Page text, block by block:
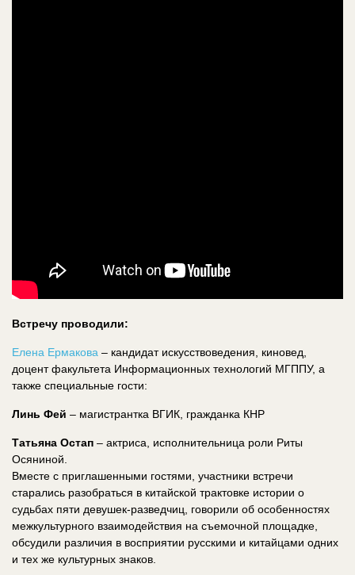
Встречу проводили:
Елена Ермакова – кандидат искусствоведения, киновед,
доцент факультета Информационных технологий МГППУ, а
также специальные гости:
Линь Фей – магистрантка ВГИК, гражданка КНР
Татьяна Остап – актриса, исполнительница роли Риты
Осяниной.
Вместе с приглашенными гостями, участники встречи
старались разобраться в китайской трактовке истории о
судьбах пяти девушек-разведчиц, говорили об особенностях
межкультурного взаимодействия на съемочной площадке,
обсудили различия в восприятии русскими и китайцами одних
и тех же культурных знаков.